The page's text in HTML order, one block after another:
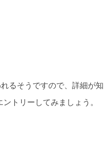
るそうですので、詳細が知
トリーしてみましょう。